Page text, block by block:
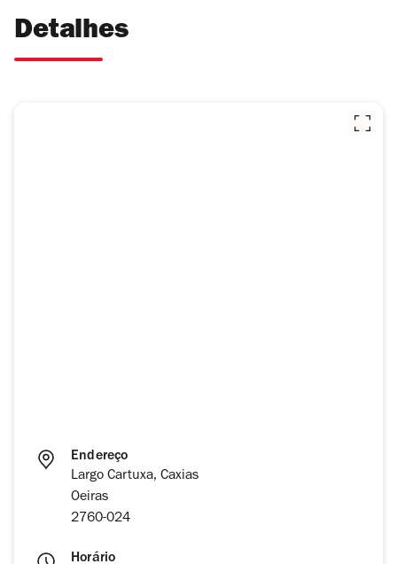
Detalhes
Endereço
Largo Cartuxa, Caxias
Oeiras
2760-024
Horário